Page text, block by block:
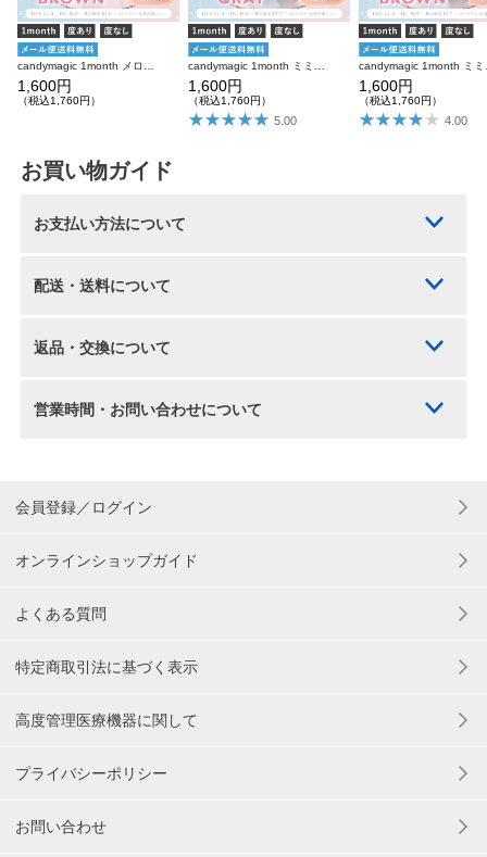
1,600円
（税込1,760円）
1,600円
（税込1,760円）
5.00
1,600円
（税込1,760円）
4.00
お買い物ガイド
お支払い方法について
配送・送料について
返品・交換について
営業時間・お問い合わせについて
会員登録／ログイン
オンラインショップガイド
よくある質問
特定商取引法に基づく表示
高度管理医療機器に関して
プライバシーポリシー
お問い合わせ